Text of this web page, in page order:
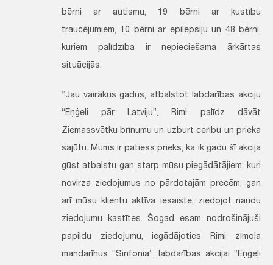
bērni ar autismu, 19 bērni ar kustību
traucējumiem, 10 bērni ar epilepsiju un 48 bērni,
kuriem palīdzība ir nepieciešama ārkārtas
situācijās.
“Jau vairākus gadus, atbalstot labdarības akciju
“Eņģeli pār Latviju”, Rimi palīdz dāvāt
Ziemassvētku brīnumu un uzburt cerību un prieka
sajūtu. Mums ir patiess prieks, ka ik gadu šī akcija
gūst atbalstu gan starp mūsu piegādātājiem, kuri
novirza ziedojumus no pārdotajām precēm, gan
arī mūsu klientu aktīva iesaiste, ziedojot naudu
ziedojumu kastītes. Šogad esam nodrošinājuši
papildu ziedojumu, iegādājoties Rimi zīmola
mandarīnus “Sinfonia”, labdarības akcijai “Eņģeļi